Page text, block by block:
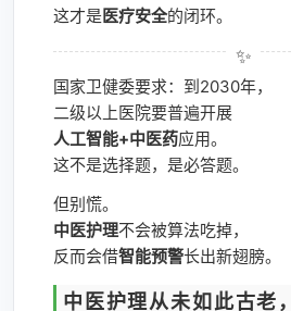
这才是医疗安全的闭环。
国家卫健委要求：到2030年，
二级以上医院要普遍开展
人工智能+中医药应用。
这不是选择题，是必答题。
但别慌。
中医护理不会被算法吃掉，
反而会借智能预警长出新翅膀。
中医护理从未如此古老